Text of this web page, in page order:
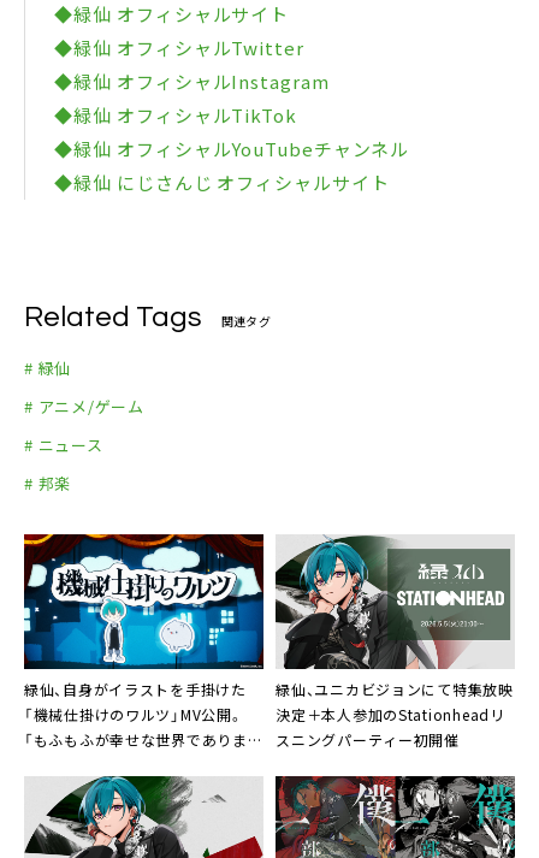
◆緑仙 オフィシャルサイト
◆緑仙 オフィシャルTwitter
◆緑仙 オフィシャルInstagram
◆緑仙 オフィシャルTikTok
◆緑仙 オフィシャルYouTubeチャンネル
◆緑仙 にじさんじ オフィシャルサイト
Related Tags 関連タグ
# 緑仙
# アニメ/ゲーム
# ニュース
# 邦楽
緑仙、自身がイラストを手掛けた
「機械仕掛けのワルツ」MV公開。
「もふもふが幸せな世界であります
緑仙、ユニカビジョンにて特集放映
決定＋本人参加のStationheadリ
スニングパーティー初開催